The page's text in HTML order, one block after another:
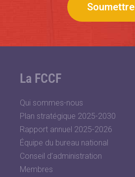
Soumettre
La FCCF
Qui sommes-nous
Plan stratégique 2025-2030
Rapport annuel 2025-2026
Équipe du bureau national
Conseil d’administration
Membres